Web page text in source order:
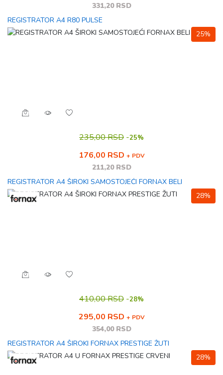
331,20 RSD
REGISTRATOR A4 R80 PULSE
25%
235,00 RSD -25%
176,00 RSD + PDV
211,20 RSD
REGISTRATOR A4 ŠIROKI SAMOSTOJEĆI FORNAX BELI
28%
410,00 RSD -28%
295,00 RSD + PDV
354,00 RSD
REGISTRATOR A4 ŠIROKI FORNAX PRESTIGE ŽUTI
28%